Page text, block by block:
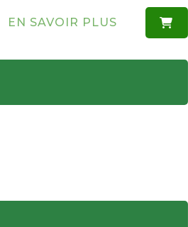
EN SAVOIR PLUS 